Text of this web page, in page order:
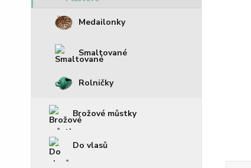
Medailonky
Smaltované
Rolničky
Brožové můstky
Do vlasů